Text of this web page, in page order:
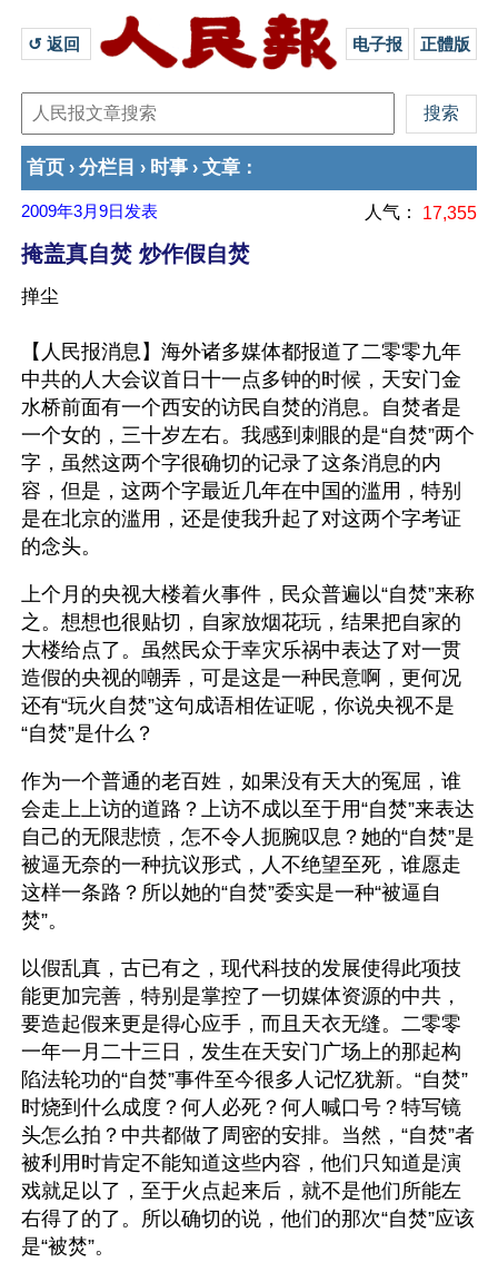
↺ 返回 电子报 正體版
首页 › 分栏目 › 时事 › 文章 ：
2009年3月9日 发表 人气： 17,355
掩盖真自焚 炒作假自焚
掸尘
【人民报消息】海外诸多媒体都报道了二零零九年
中共的人大会议首日十一点多钟的时候，天安门金
水桥前面有一个西安的访民自焚的消息。自焚者是
一个女的，三十岁左右。我感到刺眼的是“自焚”两个
字，虽然这两个字很确切的记录了这条消息的内
容，但是，这两个字最近几年在中国的滥用，特别
是在北京的滥用，还是使我升起了对这两个字考证
的念头。
上个月的央视大楼着火事件，民众普遍以“自焚”来称
之。想想也很贴切，自家放烟花玩，结果把自家的
大楼给点了。虽然民众于幸灾乐祸中表达了对一贯
造假的央视的嘲弄，可是这是一种民意啊，更何况
还有“玩火自焚”这句成语相佐证呢，你说央视不是
“自焚”是什么？
作为一个普通的老百姓，如果没有天大的冤屈，谁
会走上上访的道路？上访不成以至于用“自焚”来表达
自己的无限悲愤，怎不令人扼腕叹息？她的“自焚”是
被逼无奈的一种抗议形式，人不绝望至死，谁愿走
这样一条路？所以她的“自焚”委实是一种“被逼自
焚”。
以假乱真，古已有之，现代科技的发展使得此项技
能更加完善，特别是掌控了一切媒体资源的中共，
要造起假来更是得心应手，而且天衣无缝。二零零
一年一月二十三日，发生在天安门广场上的那起构
陷法轮功的“自焚”事件至今很多人记忆犹新。“自焚”
时烧到什么成度？何人必死？何人喊口号？特写镜
头怎么拍？中共都做了周密的安排。当然，“自焚”者
被利用时肯定不能知道这些内容，他们只知道是演
戏就足以了，至于火点起来后，就不是他们所能左
右得了的了。所以确切的说，他们的那次“自焚”应该
是“被焚”。